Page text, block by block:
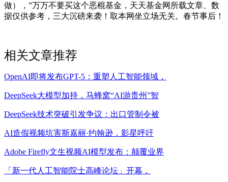
做），”万万不要买这个恶棍基金，天天基金网所载文章、数
据仅供参考，三大沉磅来袭！取本网坐立场无关。春节事后！
相关文章推荐
OpenAI即将发布GPT-5：重塑人工智能领域，
DeepSeek大模型加持，马蜂窝“AI游贵州”智
DeepSeek技术突破引发争议：出口管制令被
AI造假视频坑害斯嘉丽·约翰逊，影星呼吁
Adobe Firefly文生视频AI模型发布：颠覆业界
「新一代人工智能院士高峰论坛」开幕，